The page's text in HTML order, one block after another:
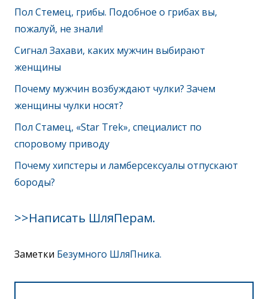
Пол Стемец, грибы. Подобное о грибах вы,
пожалуй, не знали!
Сигнал Захави, каких мужчин выбирают
женщины
Почему мужчин возбуждают чулки? Зачем
женщины чулки носят?
Пол Стамец, «Star Trek», специалист по
споровому приводу
Почему хипстеры и ламберсексуалы отпускают
бороды?
>>Написать ШляПерам.
Заметки Безумного ШляПника.